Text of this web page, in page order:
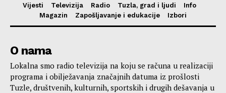
Vijesti Televizija Radio Tuzla, grad i ljudi
Info
Magazin
Zapošljavanje i edukacije Izbori
O nama
Lokalna smo radio televizija na koju se računa u realizaciji
programa i obilježavanja značajnih datuma iz prošlosti
Tuzle, društvenih, kulturnih, sportskih i drugih dešavanja u